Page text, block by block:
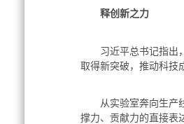
释创新之力
习近平总书记指出，
取得新突破，推动科技
从实验室奔向生产线
撑力、贡献力的直接表